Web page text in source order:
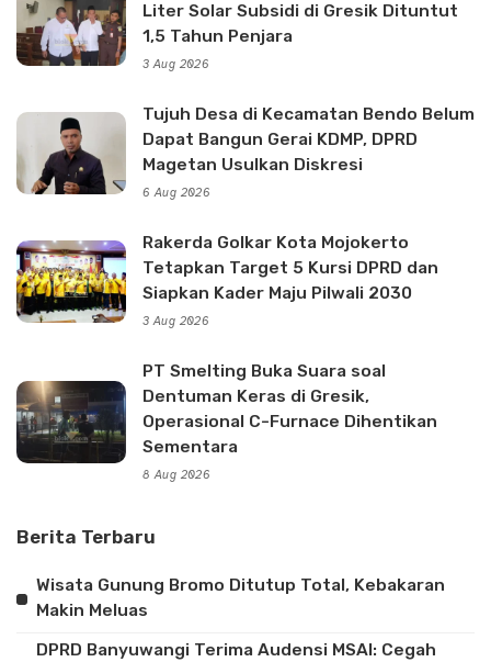
Liter Solar Subsidi di Gresik Dituntut
1,5 Tahun Penjara
3 Aug 2026
Tujuh Desa di Kecamatan Bendo Belum
Dapat Bangun Gerai KDMP, DPRD
Magetan Usulkan Diskresi
6 Aug 2026
Rakerda Golkar Kota Mojokerto
Tetapkan Target 5 Kursi DPRD dan
Siapkan Kader Maju Pilwali 2030
3 Aug 2026
PT Smelting Buka Suara soal
Dentuman Keras di Gresik,
Operasional C-Furnace Dihentikan
Sementara
8 Aug 2026
Berita Terbaru
Wisata Gunung Bromo Ditutup Total, Kebakaran
Makin Meluas
DPRD Banyuwangi Terima Audensi MSAI: Cegah